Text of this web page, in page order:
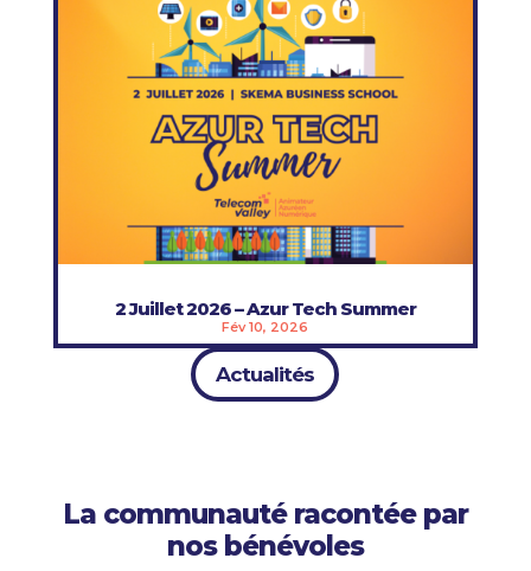
2 Juillet 2026 – Azur Tech Summer
Fév 10, 2026
Actualités
La communauté racontée par
nos bénévoles